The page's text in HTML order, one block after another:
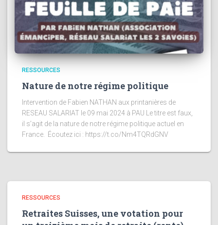
RESSOURCES
Nature de notre régime politique
Intervention de Fabien NATHAN aux printanières de
RESEAU SALARIAT le 09 mai 2024 à PAU Le titre est faux,
il s’agit de la nature de notre régime politique actuel en
France. Écoutez ici : https://t.co/Nm4TQRdGNV
RESSOURCES
Retraites Suisses, une votation pour